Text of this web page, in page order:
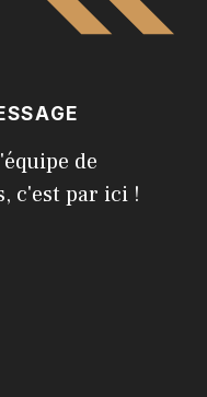
de
c'est par ici !